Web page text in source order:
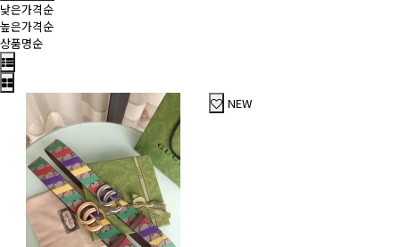
낮은가격순
높은가격순
상품명순
NEW